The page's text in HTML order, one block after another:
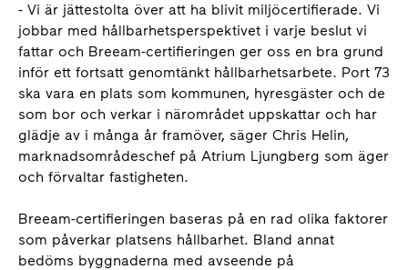
- Vi är jättestolta över att ha blivit miljöcertifierade. Vi
jobbar med hållbarhetsperspektivet i varje beslut vi
fattar och Breeam-certifieringen ger oss en bra grund
inför ett fortsatt genomtänkt hållbarhetsarbete. Port 73
ska vara en plats som kommunen, hyresgäster och de
som bor och verkar i närområdet uppskattar och har
glädje av i många år framöver, säger Chris Helin,
marknadsområdeschef på Atrium Ljungberg som äger
och förvaltar fastigheten.
Breeam-certifieringen baseras på en rad olika faktorer
som påverkar platsens hållbarhet. Bland annat
bedöms byggnaderna med avseende på